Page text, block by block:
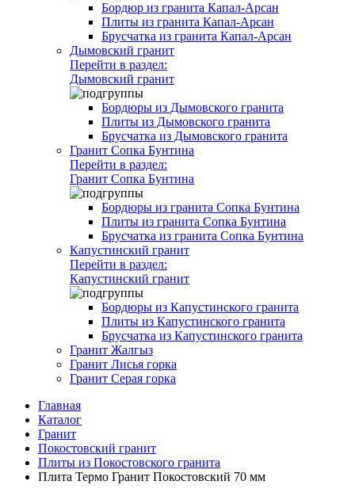
Бордюр из гранита Капал-Арсан
Плиты из гранита Капал-Арсан
Брусчатка из гранита Капал-Арсан
Дымовский гранит
Перейти в раздел:
Дымовский гранит
Бордюры из Дымовского гранита
Плиты из Дымовского гранита
Брусчатка из Дымовского гранита
Гранит Сопка Бунтина
Перейти в раздел:
Гранит Сопка Бунтина
Бордюры из гранита Сопка Бунтина
Плиты из гранита Сопка Бунтина
Брусчатка из гранита Сопка Бунтина
Капустинский гранит
Перейти в раздел:
Капустинский гранит
Бордюры из Капустинского гранита
Плиты из Капустинского гранита
Брусчатка из Капустинского гранита
Гранит Жалгыз
Гранит Лисья горка
Гранит Серая горка
Главная
Каталог
Гранит
Покостовский гранит
Плиты из Покостовского гранита
Плита Термо Гранит Покостовский 70 мм